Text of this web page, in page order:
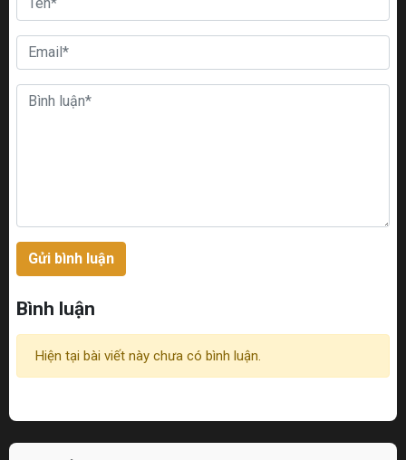
Gửi bình luận
Bình luận
Hiện tại bài viết này chưa có bình luận.